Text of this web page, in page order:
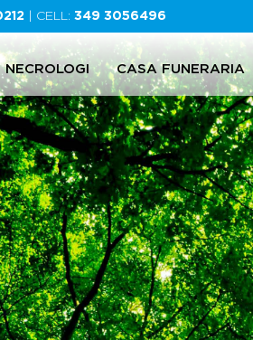
| CELL:349 3056496
NECROLOGI CASA FUNERARIA